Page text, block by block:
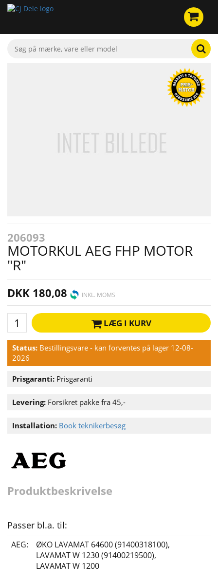
206093
MOTORKUL AEG FHP MOTOR
"R"
DKK 180,08 INKL. MOMS
LÆG I KURV
Status: Bestillingsvare - kan forventes på lager 12-08-
2026
Prisgaranti: Prisgaranti
Levering: Forsikret pakke fra 45,-
Installation: Book teknikerbesøg
Produktbeskrivelse
Passer bl.a. til:
AEG: ØKO LAVAMAT 64600 (91400318100),
LAVAMAT W 1230 (91400219500),
LAVAMAT W 1200